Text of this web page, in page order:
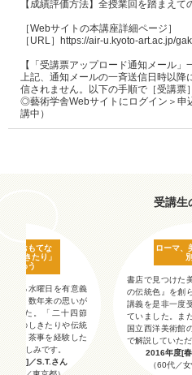
【成績評価方法】全授業回を踏まえて
［Webサイトの本講座詳細ページ］
［URL］https://air-u.kyoto-art.ac.jp/
【「受講票アップロード通知メール
上記、通知メールの一斉送信日時以降
信されません。以下の手順で［受講票
◎藝術学舎Webサイトにログイン＞申
受講生
の「おもてな
「しきたり」
を味わう
業する水曜日を有意義
という数年来の思いが
ました。「二十四節
古来のしきたりや伝統
がら、茶事を経験した
も楽しみです。
[春季]／S.T.さん
ローマ、
書店で見つけた
の伝統色』を創
講義を是非一度
ていました。ま
国立西洋美術館
で解説していただ
2016年度[
（60代／